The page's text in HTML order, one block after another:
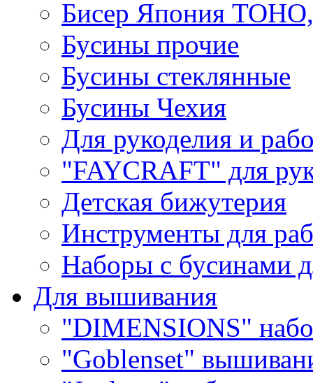
Бисер Япония
Бусины прочие
Бусины стеклянные
Бусины Чехия
Для рукоделия и
"FAYCRAFT" для
Детская бижутерия
Инструменты для
Наборы с бусинами
Для вышивания
"DIMENSIONS"
"Goblenset"